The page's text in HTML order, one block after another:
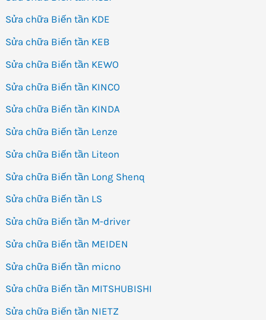
Sửa chữa Biến tần KDE
Sửa chữa Biến tần KEB
Sửa chữa Biến tần KEWO
Sửa chữa Biến tần KINCO
Sửa chữa Biến tần KINDA
Sửa chữa Biến tần Lenze
Sửa chữa Biến tần Liteon
Sửa chữa Biến tần Long Shenq
Sửa chữa Biến tần LS
Sửa chữa Biến tần M-driver
Sửa chữa Biến tần MEIDEN
Sửa chữa Biến tần micno
Sửa chữa Biến tần MITSHUBISHI
Sửa chữa Biến tần NIETZ